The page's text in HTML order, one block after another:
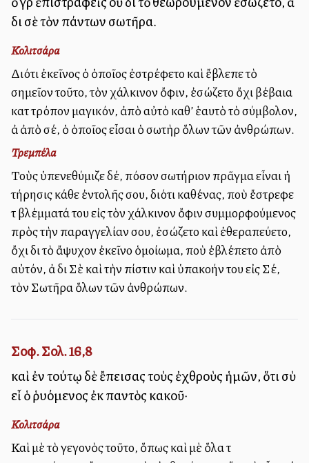
διὰ σὲ τὸν πάντων σωτῆρα.
Κολιτσάρα
Διότι ἐκεῖνος ὁ ὁποῖος ἐστρέφετο καὶ ἔβλεπε τὸ
σημεῖον τοῦτο, τὸν χάλκινον ὄφιν, ἐσώζετο ὄχι βέβαια
κατὰ τρόπον μαγικόν, ἀπὸ αὐτὸ καθ’ ἑαυτὸ τὸ σύμβολον,
ἀλλὰ ἀπὸ σέ, ὁ ὁποῖος εἶσαι ὁ σωτὴρ ὅλων τῶν ἀνθρώπων.
Τρεμπέλα
Τοὺς ὑπενεθύμιζε δέ, πόσον σωτήριον πρᾶγμα εἶναι ἡ
τήρησις κάθε ἐντολῆς σου, διότι καθένας, ποὺ ἔστρεφε
τὰ βλέμματά του εἰς τὸν χάλκινον ὄφιν συμμορφούμενος
πρὸς τὴν παραγγελίαν σου, ἐσώζετο καὶ ἐθεραπεύετο,
ὄχι διὰ τὸ ἄψυχον ἐκεῖνο ὁμοίωμα, ποὺ ἐβλέπετο ἀπὸ
αὐτόν, ἀλλὰ διὰ Σὲ καὶ τὴν πίστιν καὶ ὑπακοήν του εἰς Σέ,
τὸν Σωτῆρα ὅλων τῶν ἀνθρώπων.
Σοφ. Σολ. 16,8
καὶ ἐν τούτῳ δὲ ἔπεισας τοὺς ἐχθροὺς ἡμῶν, ὅτι σὺ
εἶ ὁ ῥυόμενος ἐκ παντὸς κακοῦ·
Κολιτσάρα
Καὶ μὲ τὸ γεγονὸς τοῦτο, ὅπως καὶ μὲ ὅλα τὰ